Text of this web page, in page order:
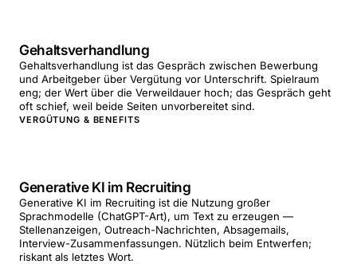
Gehaltsverhandlung
Gehaltsverhandlung ist das Gespräch zwischen Bewerbung
und Arbeitgeber über Vergütung vor Unterschrift. Spielraum
eng; der Wert über die Verweildauer hoch; das Gespräch geht
oft schief, weil beide Seiten unvorbereitet sind.
VERGÜTUNG & BENEFITS
Generative KI im Recruiting
Generative KI im Recruiting ist die Nutzung großer
Sprachmodelle (ChatGPT-Art), um Text zu erzeugen —
Stellenanzeigen, Outreach-Nachrichten, Absagemails,
Interview-Zusammenfassungen. Nützlich beim Entwerfen;
riskant als letztes Wort.